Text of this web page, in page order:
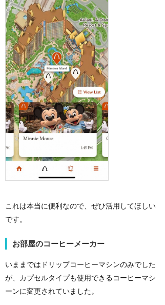
これは本当に便利なので、ぜひ活用してほしい
です。
お部屋のコーヒーメーカー
いままではドリップコーヒーマシンのみでした
が、カプセルタイプも使用できるコーヒーマシ
ーンに変更されていました。